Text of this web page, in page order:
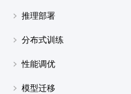
推理部署
分布式训练
性能调优
模型迁移